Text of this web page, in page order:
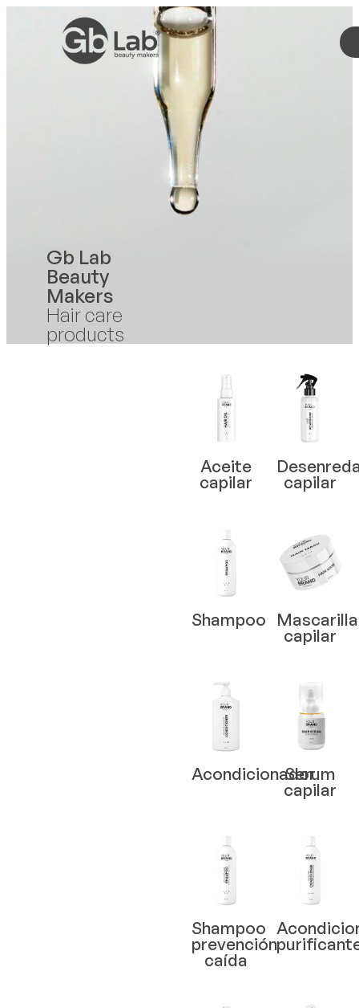
Gb Lab
Beauty
Makers
Hair care
products
Aceite
capilar capilar
Shampoo Mascarilla
capilar
Acondicionador
Serum
capilar
Shampoo
prevención
caída